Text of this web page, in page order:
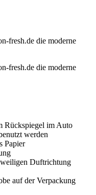
Rückspiegel im Auto
werden
Papier
Duftrichtung
auf der Verpackung